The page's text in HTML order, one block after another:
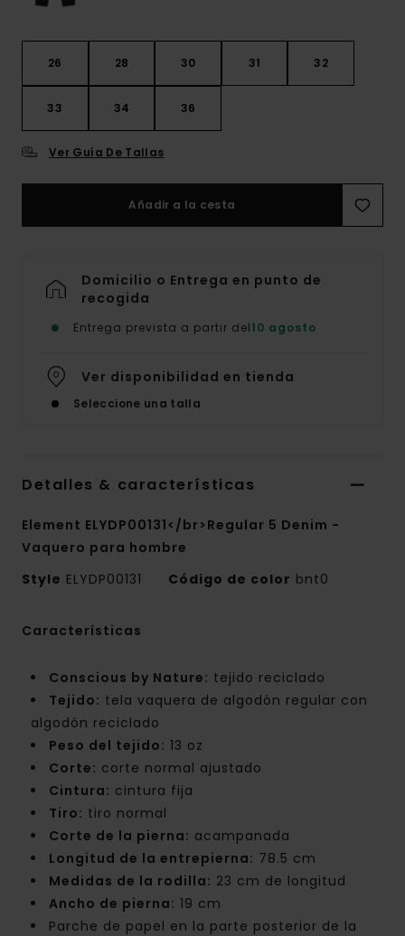
26 28 30 31 32
33 34 36
Ver Guía De Tallas
Añadir a la cesta
Domicilio o Entrega en punto de
recogida
Entrega prevista a partir del10 agosto
Ver disponibilidad en tienda
Seleccione una talla
Detalles & características
Element ELYDP00131</br>Regular 5 Denim -
Vaquero para hombre
Style ELYDP00131 Código de color bnt0
Características
Conscious by Nature: tejido reciclado
Tejido: tela vaquera de algodón regular con
algodón reciclado
Peso del tejido: 13 oz
Corte: corte normal ajustado
Cintura: cintura fija
Tiro: tiro normal
Corte de la pierna: acampanada
Longitud de la entrepierna: 78.5 cm
Medidas de la rodilla: 23 cm de longitud
Ancho de pierna: 19 cm
Parche de papel en la parte posterior de la